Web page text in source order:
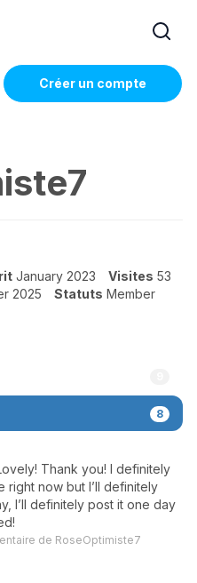
Créer un compte
January 2023 Visites 53
2025 Statuts Member
8
Thank you! I definitely
right now but I’ll definitely
I’ll definitely post it one day
de RoseOptimiste7